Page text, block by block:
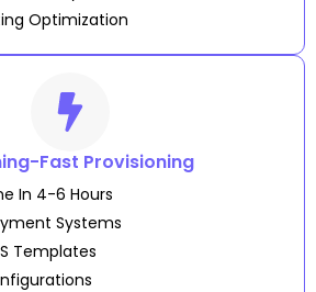
Optimization
Fast Provisioning
In 4-6 Hours
Systems
Templates